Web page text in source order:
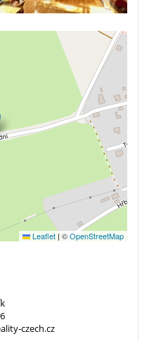
Leaflet | ©OpenStreetMap
czech.cz